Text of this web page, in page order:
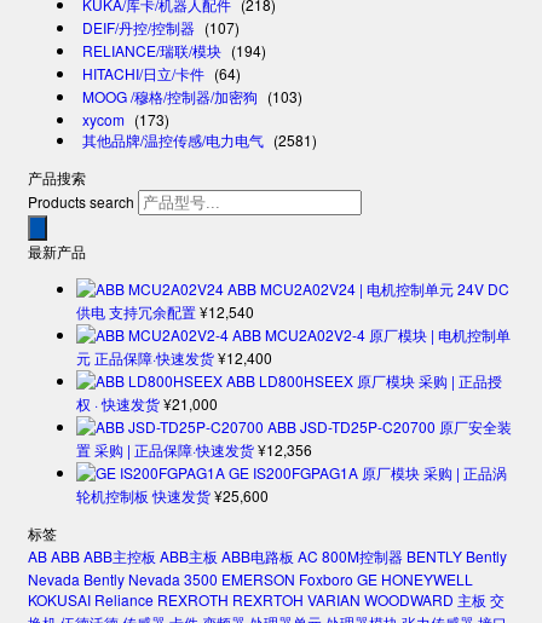
KUKA/库卡/机器人配件 (218)
DEIF/丹控/控制器 (107)
RELIANCE/瑞联/模块 (194)
HITACHI/日立/卡件 (64)
MOOG /穆格/控制器/加密狗 (103)
xycom (173)
其他品牌/温控传感/电力电气 (2581)
产品搜索
Products search
最新产品
ABB MCU2A02V24 | 电机控制单元 24V DC
供电 支持冗余配置¥12,540
ABB MCU2A02V2-4 原厂模块 | 电机控制单
元 正品保障·快速发货¥12,400
ABB LD800HSEEX 原厂模块 采购 | 正品授
权 · 快速发货¥21,000
ABB JSD-TD25P-C20700 原厂安全装
置 采购 | 正品保障·快速发货¥12,356
GE IS200FGPAG1A 原厂模块 采购 | 正品涡
轮机控制板 快速发货¥25,600
标签
ABABBABB主控板 ABB主板 ABB电路板 AC 800M控制器 BENTLY Bently
Nevada Bently Nevada 3500 EMERSON Foxboro GE HONEYWELL
KOKUSAI Reliance REXROTH REXRTOH VARIAN WOODWARD 主板 交